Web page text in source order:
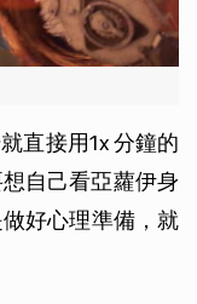
直接用1x 分鐘的
自己看亞蘿伊身
好心理準備，就